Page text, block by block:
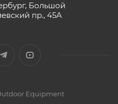
Большой
пр., 45А
Equipment